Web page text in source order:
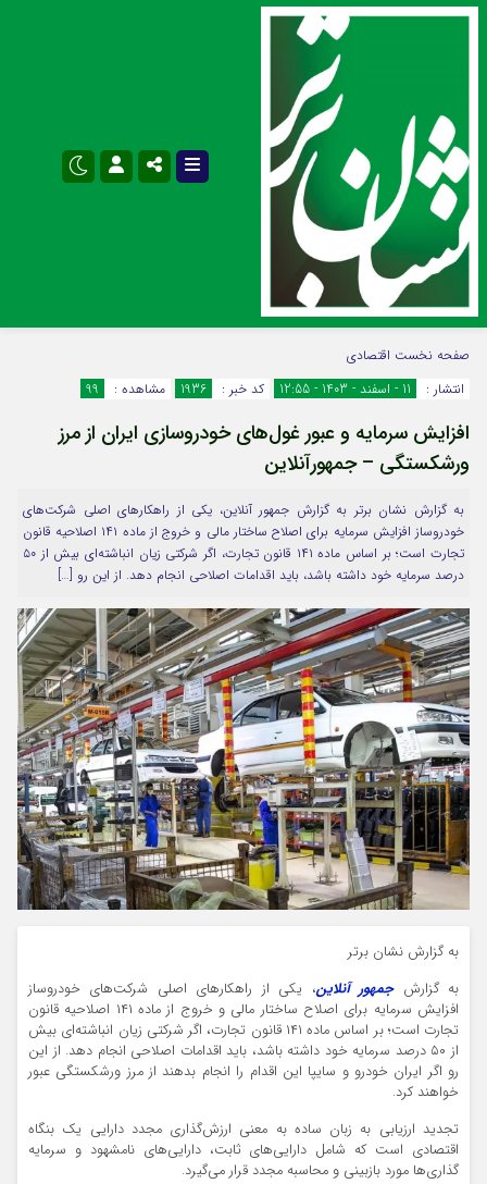
اینستاگرام
سروش
ایتا
آپارات
اپلیکیشن
نام کاربری یا نشانی ایمیل
رمز عبور
مرا به خاطر بسپار
Forget Password
صفحه نخست اقتصادی
انتشار :
11 - اسفند - 1403 - 12:55 کد خبر : 1936 مشاهده : 99
افزایش سرمایه و عبور غول‌های خودروسازی ایران از مرز
ورشکستگی – جمهورآنلاین
به گزارش نشان برتر به گزارش جمهور آنلاین، یکی از راهکارهای اصلی شرکت‌های
خودروساز افزایش سرمایه برای اصلاح ساختار مالی و خروج از ماده ۱۴۱ اصلاحیه قانون
تجارت است؛ بر اساس ماده ۱۴۱ قانون تجارت، اگر شرکتی زیان انباشته‌ای بیش از ۵۰
درصد سرمایه خود داشته باشد، باید اقدامات اصلاحی انجام دهد. از این رو […]
به گزارش نشان برتر
به گزارشجمهور آنلاین، یکی از راهکارهای اصلی شرکت‌های خودروساز
افزایش سرمایه برای اصلاح ساختار مالی و خروج از ماده ۱۴۱ اصلاحیه قانون
تجارت است؛ بر اساس ماده ۱۴۱ قانون تجارت، اگر شرکتی زیان انباشته‌ای بیش
از ۵۰ درصد سرمایه خود داشته باشد، باید اقدامات اصلاحی انجام دهد. از این
رو اگر ایران خودرو و سایپا این اقدام را انجام بدهند از مرز ورشکستگی عبور
خواهند کرد.
تجدید ارزیابی به زبان ساده به معنی ارزش‌گذاری مجدد دارایی یک بنگاه
اقتصادی است که شامل دارایی‌های ثابت، دارایی‌های نامشهود و سرمایه
گذاری‌ها مورد بازبینی و محاسبه مجدد قرار می‌گیرد.